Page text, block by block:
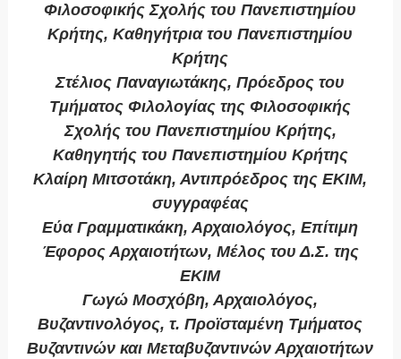
Φιλοσοφικής Σχολής του Πανεπιστημίου
Κρήτης, Καθηγήτρια του Πανεπιστημίου
Κρήτης
Στέλιος Παναγιωτάκης, Πρόεδρος του
Τμήματος Φιλολογίας της Φιλοσοφικής
Σχολής του Πανεπιστημίου Κρήτης,
Καθηγητής του Πανεπιστημίου Κρήτης
Κλαίρη Μιτσοτάκη, Αντιπρόεδρος της ΕΚΙΜ,
συγγραφέας
Εύα Γραμματικάκη, Αρχαιολόγος, Επίτιμη
Έφορος Αρχαιοτήτων, Μέλος του Δ.Σ. της
ΕΚΙΜ
Γωγώ Μοσχόβη, Αρχαιολόγος,
Βυζαντινολόγος, τ. Προϊσταμένη Τμήματος
Βυζαντινών και Μεταβυζαντινών Αρχαιοτήτων